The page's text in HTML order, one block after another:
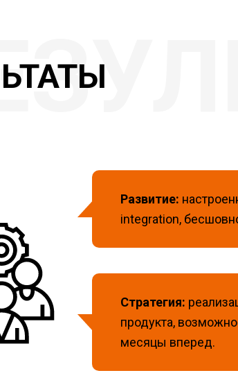
Развитие:
integration,
Стратегия:
продукта,
месяцы вперед.